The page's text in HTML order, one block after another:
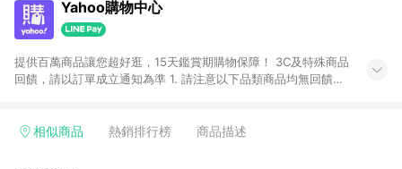
Yahoo購物中心
提供百萬商品讓您超好逛，15天鑑賞期購物保障！ 3C及特殊商品
回饋，請以訂單成立通知為準 1. 請注意以下品類商品均無回饋：
電玩/遊戲/相機/單眼/鏡頭/拍立得 [2024/6/1起適用] -內接硬
相似商品 熱銷排行榜 商品描述